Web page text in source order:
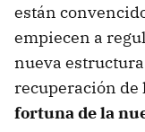
están
empiecen a
nueva
recuperación de
fortuna de la